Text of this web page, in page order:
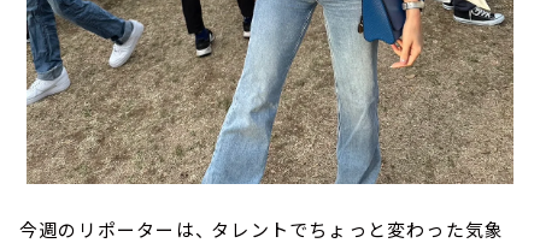
今週のリポーターは、 タレントでちょっと変わった気象